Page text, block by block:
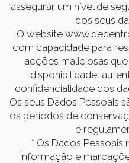
assegurar um nível de
dos seus
O website
com capacidade para
acções maliciosas
disponibilidade,
confidencialidade dos
Os seus Dados Pessoais
os períodos de
e
* Os Dados
informação e